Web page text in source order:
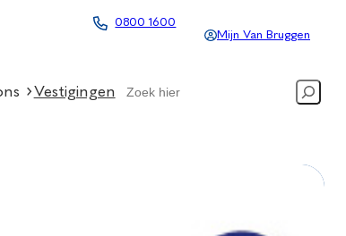
0800 1600
Mijn Van Bruggen
Vestigingen Search